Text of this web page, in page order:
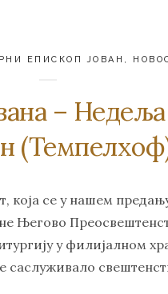
ЕПИСКОП ЈОВАН ,
–
која се у нашем
Његово
у филијалном
саслуживало